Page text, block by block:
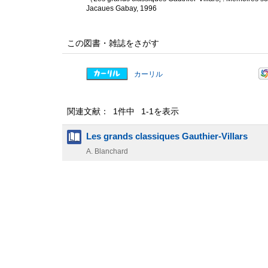
Jacaues Gabay, 1996
この図書・雑誌をさがす
カーリル
関連文献： 1件中 1-1を表示
Les grands classiques Gauthier-Villars
A. Blanchard